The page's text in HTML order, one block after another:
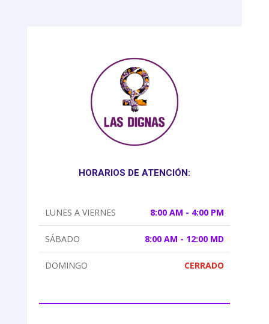
HORARIOS DE ATENCIÓN:
LUNES A VIERNES 8:00 AM - 4:00 PM
SÁBADO 8:00 AM - 12:00 MD
DOMINGO CERRADO